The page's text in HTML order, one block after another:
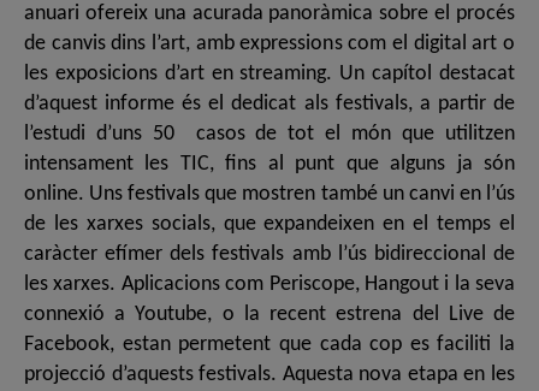
anuari ofereix una acurada panoràmica sobre el procés
de canvis dins l’art, amb expressions com el digital art o
les exposicions d’art en streaming. Un capítol destacat
d’aquest informe és el dedicat als festivals, a partir de
l’estudi d’uns 50 casos de tot el món que utilitzen
intensament les TIC, fins al punt que alguns ja són
online. Uns festivals que mostren també un canvi en l’ús
de les xarxes socials, que expandeixen en el temps el
caràcter efímer dels festivals amb l’ús bidireccional de
les xarxes. Aplicacions com Periscope, Hangout i la seva
connexió a Youtube, o la recent estrena del Live de
Facebook, estan permetent que cada cop es faciliti la
projecció d’aquests festivals. Aquesta nova etapa en les